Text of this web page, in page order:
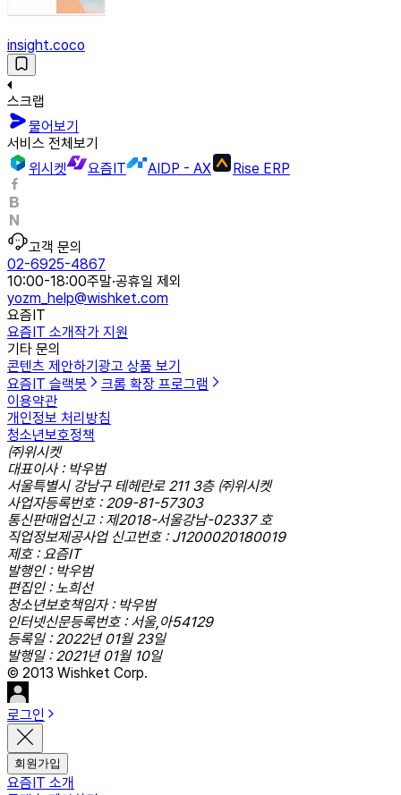
insight.coco
스크랩
물어보기
서비스 전체보기
위시켓
요즘IT AIDP - AX Rise ERP
고객 문의
02-6925-4867
10:00-18:00주말·공휴일 제외
yozm_help@wishket.com
요즘IT
요즘IT 소개작가 지원
기타 문의
콘텐츠 제안하기 광고 상품 보기
요즘IT 슬랙봇
크롬 확장 프로그램
이용약관
개인정보 처리방침
청소년보호정책
㈜위시켓
대표이사 : 박우범
서울특별시 강남구 테헤란로 211 3층 ㈜위시켓
사업자등록번호 : 209-81-57303
통신판매업신고 : 제2018-서울강남-02337 호
직업정보제공사업 신고번호 : J1200020180019
제호 : 요즘IT
발행인 : 박우범
편집인 : 노희선
청소년보호책임자 : 박우범
인터넷신문등록번호 : 서울,아54129
등록일 : 2022년 01월 23일
발행일 : 2021년 01월 10일
© 2013 Wishket Corp.
로그인
회원가입
요즘IT 소개